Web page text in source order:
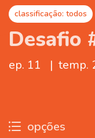
classificação: todos
Desafio
ep. 11 | temp.
opções